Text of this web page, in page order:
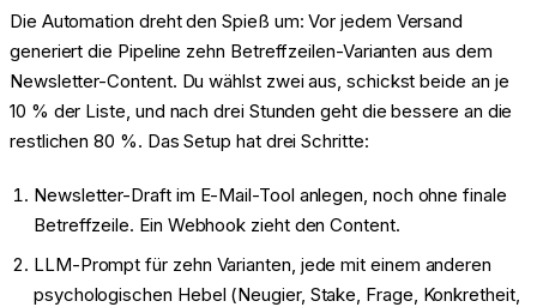
Die Automation dreht den Spieß um: Vor jedem Versand
generiert die Pipeline zehn Betreffzeilen-Varianten aus dem
Newsletter-Content. Du wählst zwei aus, schickst beide an je
10 % der Liste, und nach drei Stunden geht die bessere an die
restlichen 80 %. Das Setup hat drei Schritte:
Newsletter-Draft im E-Mail-Tool anlegen, noch ohne finale
Betreffzeile. Ein Webhook zieht den Content.
LLM-Prompt für zehn Varianten, jede mit einem anderen
psychologischen Hebel (Neugier, Stake, Frage, Konkretheit,